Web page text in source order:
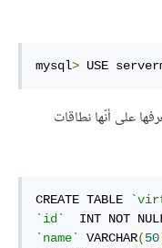
mysql> USE
على أنّها نطاقات
CREATE TABLE
`id`
INT NOT
`name`
VARCHAR(50